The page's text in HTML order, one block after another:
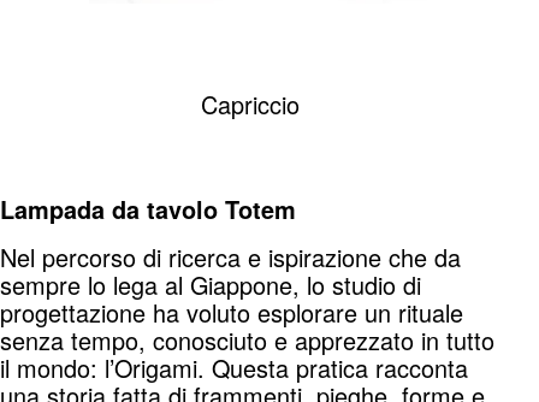
Capriccio
Lampada da tavolo Totem
Nel percorso di ricerca e ispirazione che da
sempre lo lega al Giappone, lo studio di
progettazione ha voluto esplorare un rituale
senza tempo, conosciuto e apprezzato in tutto
il mondo: l’Origami. Questa pratica racconta